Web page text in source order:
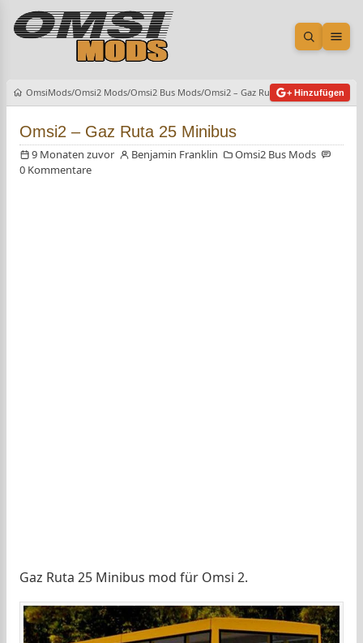
Suche
OmsiMods Omsi2 Mods Omsi2 Bus Mods Omsi2 – Gaz Ruta 25 Minibus
+ Hinzufügen
Omsi2 – Gaz Ruta 25 Minibus
9 Monaten zuvor Benjamin Franklin
Omsi2 Bus Mods
0 Kommentare
Gaz Ruta 25 Minibus mod für Omsi 2.